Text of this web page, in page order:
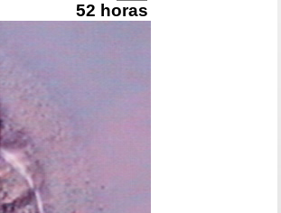
52 horas